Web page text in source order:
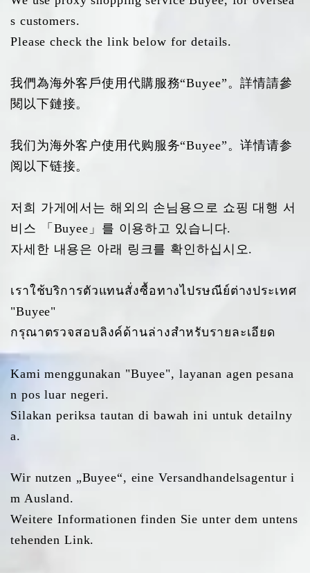
s customers.
Please check the link below for details.
我們為海外客戶使用代購服務“Buyee”。詳情請參
閱以下鏈接。
我们为海外客户使用代购服务“Buyee”。详情请参
阅以下链接。
저희 가게에서는 해외의 손님용으로 쇼핑 대행 서
비스 「Buyee」를 이용하고 있습니다.
자세한 내용은 아래 링크를 확인하십시오.
เราใช้บริการตัวแทนสั่งซื้อทางไปรษณีย์ต่างประเทศ
"Buyee"
กรุณาตรวจสอบลิงค์ด้านล่างสำหรับรายละเอียด
Kami menggunakan "Buyee", layanan agen pesana
n pos luar negeri.
Silakan periksa tautan di bawah ini untuk detailny
a.
Wir nutzen „Buyee“, eine Versandhandelsagentur i
m Ausland.
Weitere Informationen finden Sie unter dem untens
tehenden Link.